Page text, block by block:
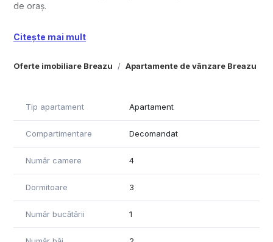
Oferte imobiliare Breazu Apartamente de vânzare Breazu
de oraș.
➕ Pod de 60 mp – perfect pentru depozitare sau posibilitate
🔹 4 camere luminoase
🔹 Bucătărie complet echipată
🔹 Terasă cu jacuzzi – spațiu ideal pentru relaxare
🔹 Grădină privată în spate
🔹 Loc de parcare propriu
📍 Localizare excelentă:
– La 10 minute de Copou (Iași)
– Stație de autobuz la 5 minute de mers pe jos
Citește mai mult
Tip apartament Apartament
Compartimentare Decomandat
Număr camere 4
Dormitoare 3
Număr bucătării 1